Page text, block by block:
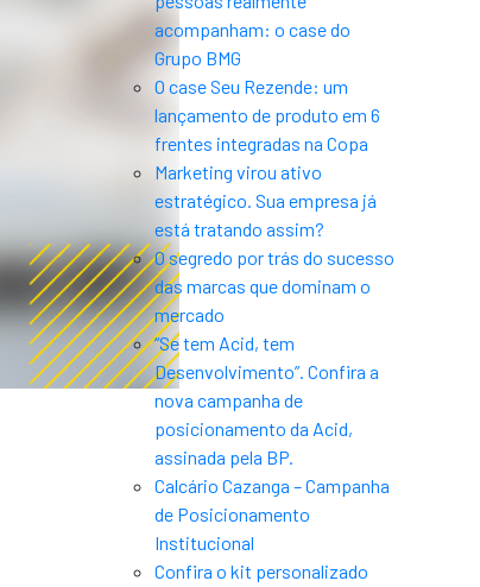
acompanham: o case do
Grupo BMG
O case Seu Rezende: um
lançamento de produto em 6
frentes integradas na Copa
Marketing virou ativo
estratégico. Sua empresa já
está tratando assim?
O segredo por trás do sucesso
das marcas que dominam o
mercado
“Se tem Acid, tem
Desenvolvimento”. Confira a
nova campanha de
posicionamento da Acid,
assinada pela BP.
Calcário Cazanga – Campanha
de Posicionamento
Institucional
Confira o kit personalizado